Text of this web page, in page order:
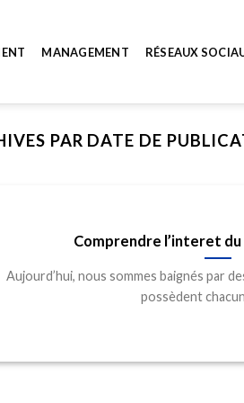
MANAGEMENT RÉSEAUX
PAR DATE DE
Comprendre l’interet
Aujourd’hui, nous sommes baignés par
possèdent